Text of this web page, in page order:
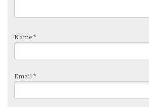
Name*
Email *